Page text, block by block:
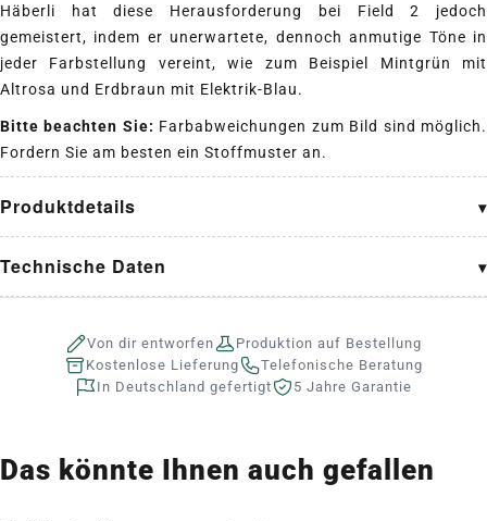
Häberli hat diese Herausforderung bei Field 2 jedoch
gemeistert, indem er unerwartete, dennoch anmutige Töne in
jeder Farbstellung vereint, wie zum Beispiel Mintgrün mit
Altrosa und Erdbraun mit Elektrik-Blau.
Bitte beachten Sie: Farbabweichungen zum Bild sind möglich.
Fordern Sie am besten ein Stoffmuster an.
Produktdetails
Technische Daten
Von dir entworfen
Produktion auf Bestellung
Kostenlose Lieferung
Telefonische Beratung
In Deutschland gefertigt
5 Jahre Garantie
Das könnte Ihnen auch gefallen